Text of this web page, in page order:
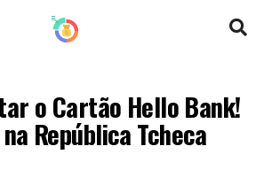
o Cartão Hello Bank!
República Tcheca